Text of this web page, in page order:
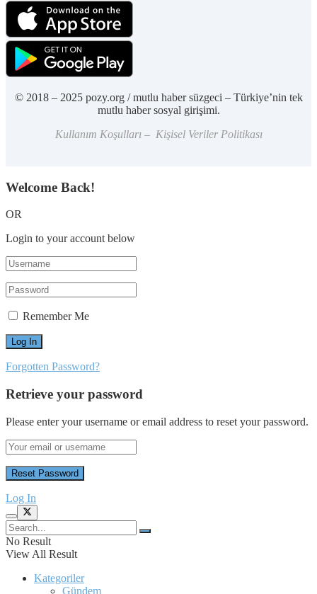
© 2018 – 2025 pozy.org / mutlu haber süzgeci – Türkiye’nin tek
mutlu haber sosyal girişimi.
Kullanım Koşulları – Kişisel Veriler Politikası
Welcome Back!
OR
Login to your account below
Remember Me
Forgotten Password?
Retrieve your password
Please enter your username or email address to reset your password.
Log In
No Result
View All Result
Kategoriler
Gündem